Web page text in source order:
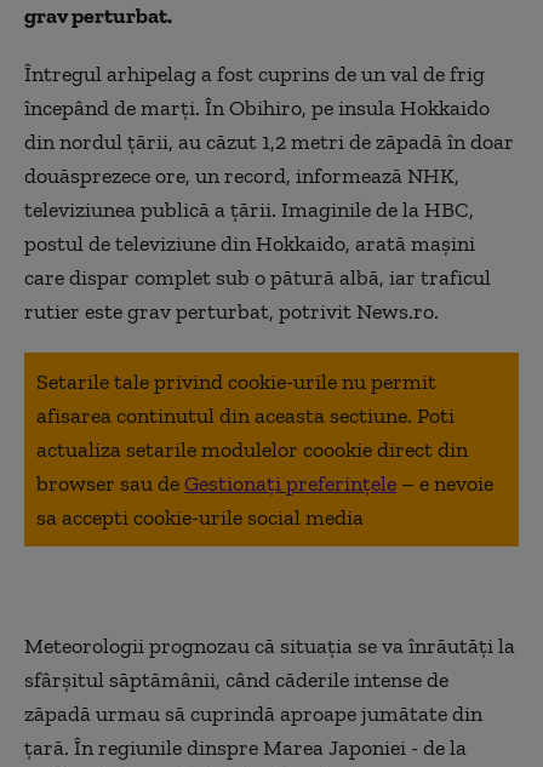
grav perturbat.
Întregul arhipelag a fost cuprins de un val de frig
începând de marţi. În Obihiro, pe insula Hokkaido
din nordul ţării, au căzut 1,2 metri de zăpadă în doar
douăsprezece ore, un record, informează NHK,
televiziunea publică a ţării. Imaginile de la HBC,
postul de televiziune din Hokkaido, arată maşini
care dispar complet sub o pătură albă, iar traficul
rutier este grav perturbat, potrivit News.ro.
Setarile tale privind cookie-urile nu permit
afisarea continutul din aceasta sectiune. Poti
actualiza setarile modulelor coookie direct din
browser sau deGestionați preferințele – e nevoie
sa accepti cookie-urile social media
Meteorologii prognozau că situaţia se va înrăutăţi la
sfârşitul săptămânii, când căderile intense de
zăpadă urmau să cuprindă aproape jumătate din
ţară. În regiunile dinspre Marea Japoniei - de la